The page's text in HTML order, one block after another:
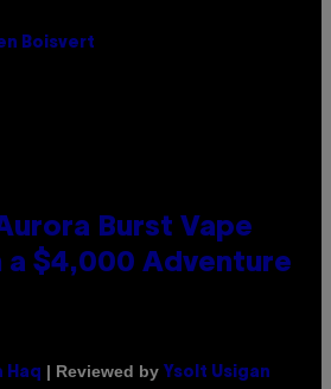
Boisvert
Burst Vape
a $4,000 Adventure
Haq | Reviewed by Ysolt Usigan